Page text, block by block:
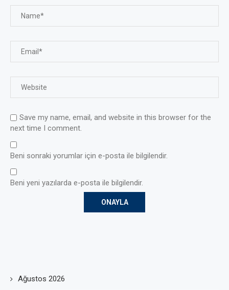
Save my name, email, and website in this browser for the
next time I comment.
Beni sonraki yorumlar için e-posta ile bilgilendir.
Beni yeni yazılarda e-posta ile bilgilendir.
Ağustos 2026